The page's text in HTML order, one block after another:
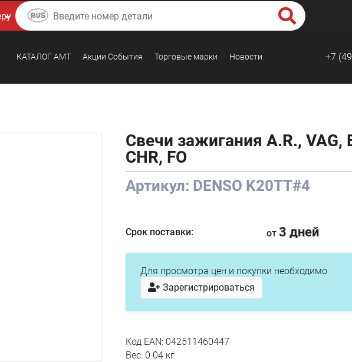
КАТАЛОГ AMТ Акции События Торговые марки Новости +7
Свечи зажигания A.R., VAG,
CHR, FO
Артикул: DENSO K20TT#4
Срок поставки: от3 дней
Для просмотра цен и покупки необходимо
Зарегистрироваться
Код EAN: 042511460447
Вес: 0.04 кг